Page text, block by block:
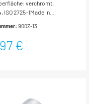
Tractionsprofil · 13
mm
verchromt,
ISO 2725-1Made In
Doppel-Sechskant-
/ Länge: 38
900Z-13
€